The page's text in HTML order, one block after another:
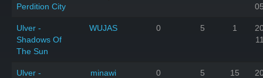
Perdition City
Ulver -
Shadows Of
The Sun
WUJAS 0 5 1
Ulver -
minawi 0 5 15